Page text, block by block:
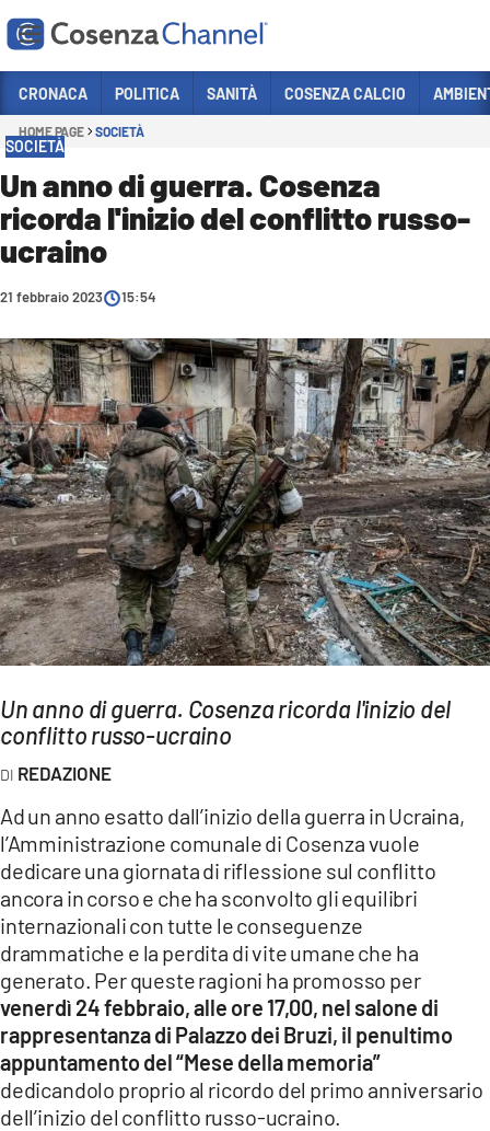
Sezioni
POLITICA
COSENZA CALCIO
ECONOMIA E LAVORO
SANITÀ
SPORT
CULTURA
AMBIENTE
Streaming
LAC TV
LAC NETWORK
LAC ONAIR
LaC
Network
LACPLAY.IT
LACTV.IT
LACONAIR.IT
LACITYMAG.IT
ILREGGINO.IT
COSENZACHANNEL.IT
ILVIBONESE.IT
CATANZAROCHANNEL.IT
LACAPITALENEWS.IT
CRONACA POLITICA SANITÀ COSENZA CALCIO
HOME PAGE SOCIETÀ
SOCIETÀ
Un anno di guerra. Cosenza
ricorda l'inizio del conflitto russo-
ucraino
21 febbraio 2023 15:54
Un anno di guerra. Cosenza ricorda l'inizio del
conflitto russo-ucraino
REDAZIONE
Ad un anno esatto dall’inizio della guerra in Ucraina,
l’Amministrazione comunale di Cosenza vuole
dedicare una giornata di riflessione sul conflitto
ancora in corso e che ha sconvolto gli equilibri
internazionali con tutte le conseguenze
drammatiche e la perdita di vite umane che ha
generato. Per queste ragioni ha promosso per
venerdì 24 febbraio, alle ore 17,00, nel salone di
rappresentanza di Palazzo dei Bruzi, il penultimo
appuntamento del “Mese della memoria”
dedicandolo proprio al ricordo del primo anniversario
dell’inizio del conflitto russo-ucraino.